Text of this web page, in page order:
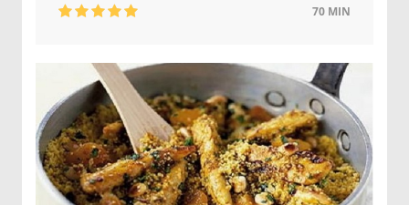
70 MIN